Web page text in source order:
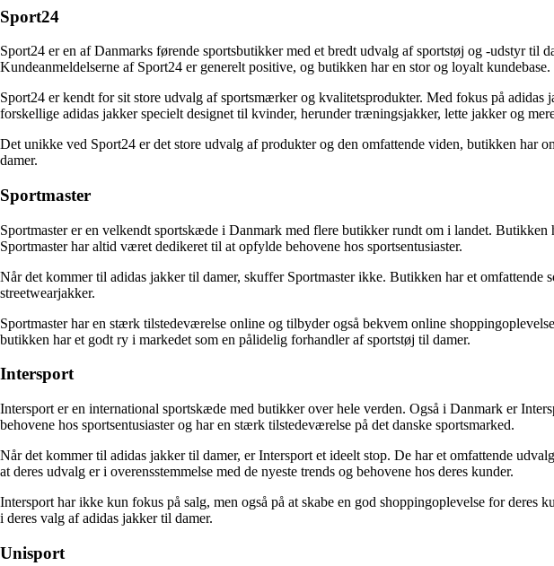
Sport24
Sport24 er en af Danmarks førende sportsbutikker med et bredt udvalg af sportstøj og -udstyr til
Kundeanmeldelserne af Sport24 er generelt positive, og butikken har en stor og loyalt kundebase.
Sport24 er kendt for sit store udvalg af sportsmærker og kvalitetsprodukter. Med fokus på
forskellige adidas jakker specielt designet til kvinder, herunder træningsjakker, lette jakker og
Det unikke ved Sport24 er det store udvalg af produkter og den omfattende viden, butikken har
damer.
Sportmaster
Sportmaster er en velkendt sportskæde i Danmark med flere butikker rundt om i landet.
Sportmaster har altid været dedikeret til at opfylde behovene hos sportsentusiaster.
Når det kommer til adidas jakker til damer, skuffer Sportmaster ikke. Butikken har et
streetwearjakker.
Sportmaster har en stærk tilstedeværelse online og tilbyder også bekvem online
butikken har et godt ry i markedet som en pålidelig forhandler af sportstøj til damer.
Intersport
Intersport er en international sportskæde med butikker over hele verden. Også i Danmark er
behovene hos sportsentusiaster og har en stærk tilstedeværelse på det danske sportsmarked.
Når det kommer til adidas jakker til damer, er Intersport et ideelt stop. De har et omfattende
at deres udvalg er i overensstemmelse med de nyeste trends og behovene hos deres kunder.
Intersport har ikke kun fokus på salg, men også på at skabe en god shoppingoplevelse for
i deres valg af adidas jakker til damer.
Unisport